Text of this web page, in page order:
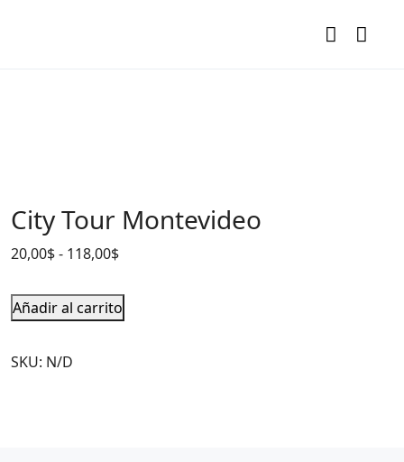
City Tour Montevideo
20,00$- 118,00$
Añadir al carrito
SKU: N/D